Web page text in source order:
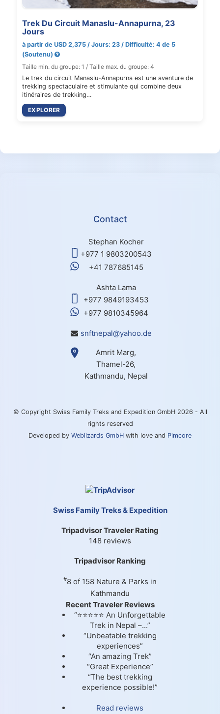
Trek Du Circuit Manaslu-Annapurna, 23
Jours
à partir de USD 2,375 / Jours: 23 / Difficulté: 4 de 5
(Soutenu)
Taille min. du groupe: 1 / Taille max. du groupe: 4
Le trek du circuit Manaslu-Annapurna est une aventure de
trekking spectaculaire et stimulante qui combine deux
itinéraires de trekking…
EXPLORER
Contact
Stephan Kocher
+977 1 9803200543
+41 787685145
Ashta Lama
+977 9849193453
+977 9810345964
snftnepal@yahoo.de
Amrit Marg,
Thamel-26,
Kathmandu, Nepal
© Copyright Swiss Family Treks and Expedition GmbH 2026 - All
rights reserved
Developed by Weblizards GmbH with love and Pimcore
Swiss Family Treks & Expedition
Tripadvisor Traveler Rating
148 reviews
Tripadvisor Ranking
#8 of 158 Nature & Parks in
Kathmandu
Recent Traveler Reviews
“⭐⭐⭐⭐⭐ An Unforgettable
Trek in Nepal –...”
“Unbeatable trekking
experiences”
“An amazing Trek”
“Great Experience”
“The best trekking
experience possible!”
Read reviews